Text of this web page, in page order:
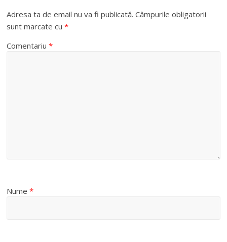
Adresa ta de email nu va fi publicată. Câmpurile obligatorii
sunt marcate cu*
Comentariu*
Nume*